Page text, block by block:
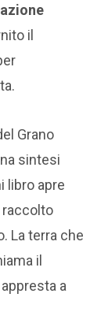
il
Grano
sintesi
libro apre
raccolto
La terra che
il
a